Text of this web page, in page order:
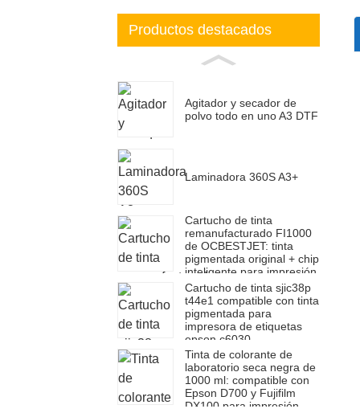
Productos destacados
Agitador y secador de
polvo todo en uno A3 DTF
Laminadora 360S A3+
Cartucho de tinta
remanufacturado FI1000
de OCBESTJET: tinta
pigmentada original + chip
inteligente para impresión
profesional
Cartucho de tinta sjic38p
t44e1 compatible con tinta
pigmentada para
impresora de etiquetas
epson c6030
Tinta de colorante de
laboratorio seca negra de
1000 ml: compatible con
Epson D700 y Fujifilm
DX100 para impresión